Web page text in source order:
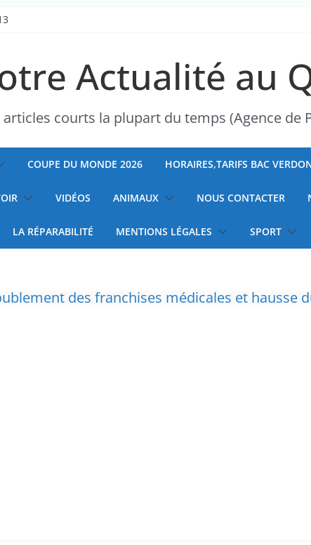
Actualité au
articles courts la plupart du temps (Agence de
COUPE DU MONDE 2026 HORAIRES,TARIFS BAC
VIDÉOS ANIMAUX NOUS CONTACTER
LA RÉPARABILITÉ MENTIONS LÉGALES SPORT
des franchises médicales et hausse